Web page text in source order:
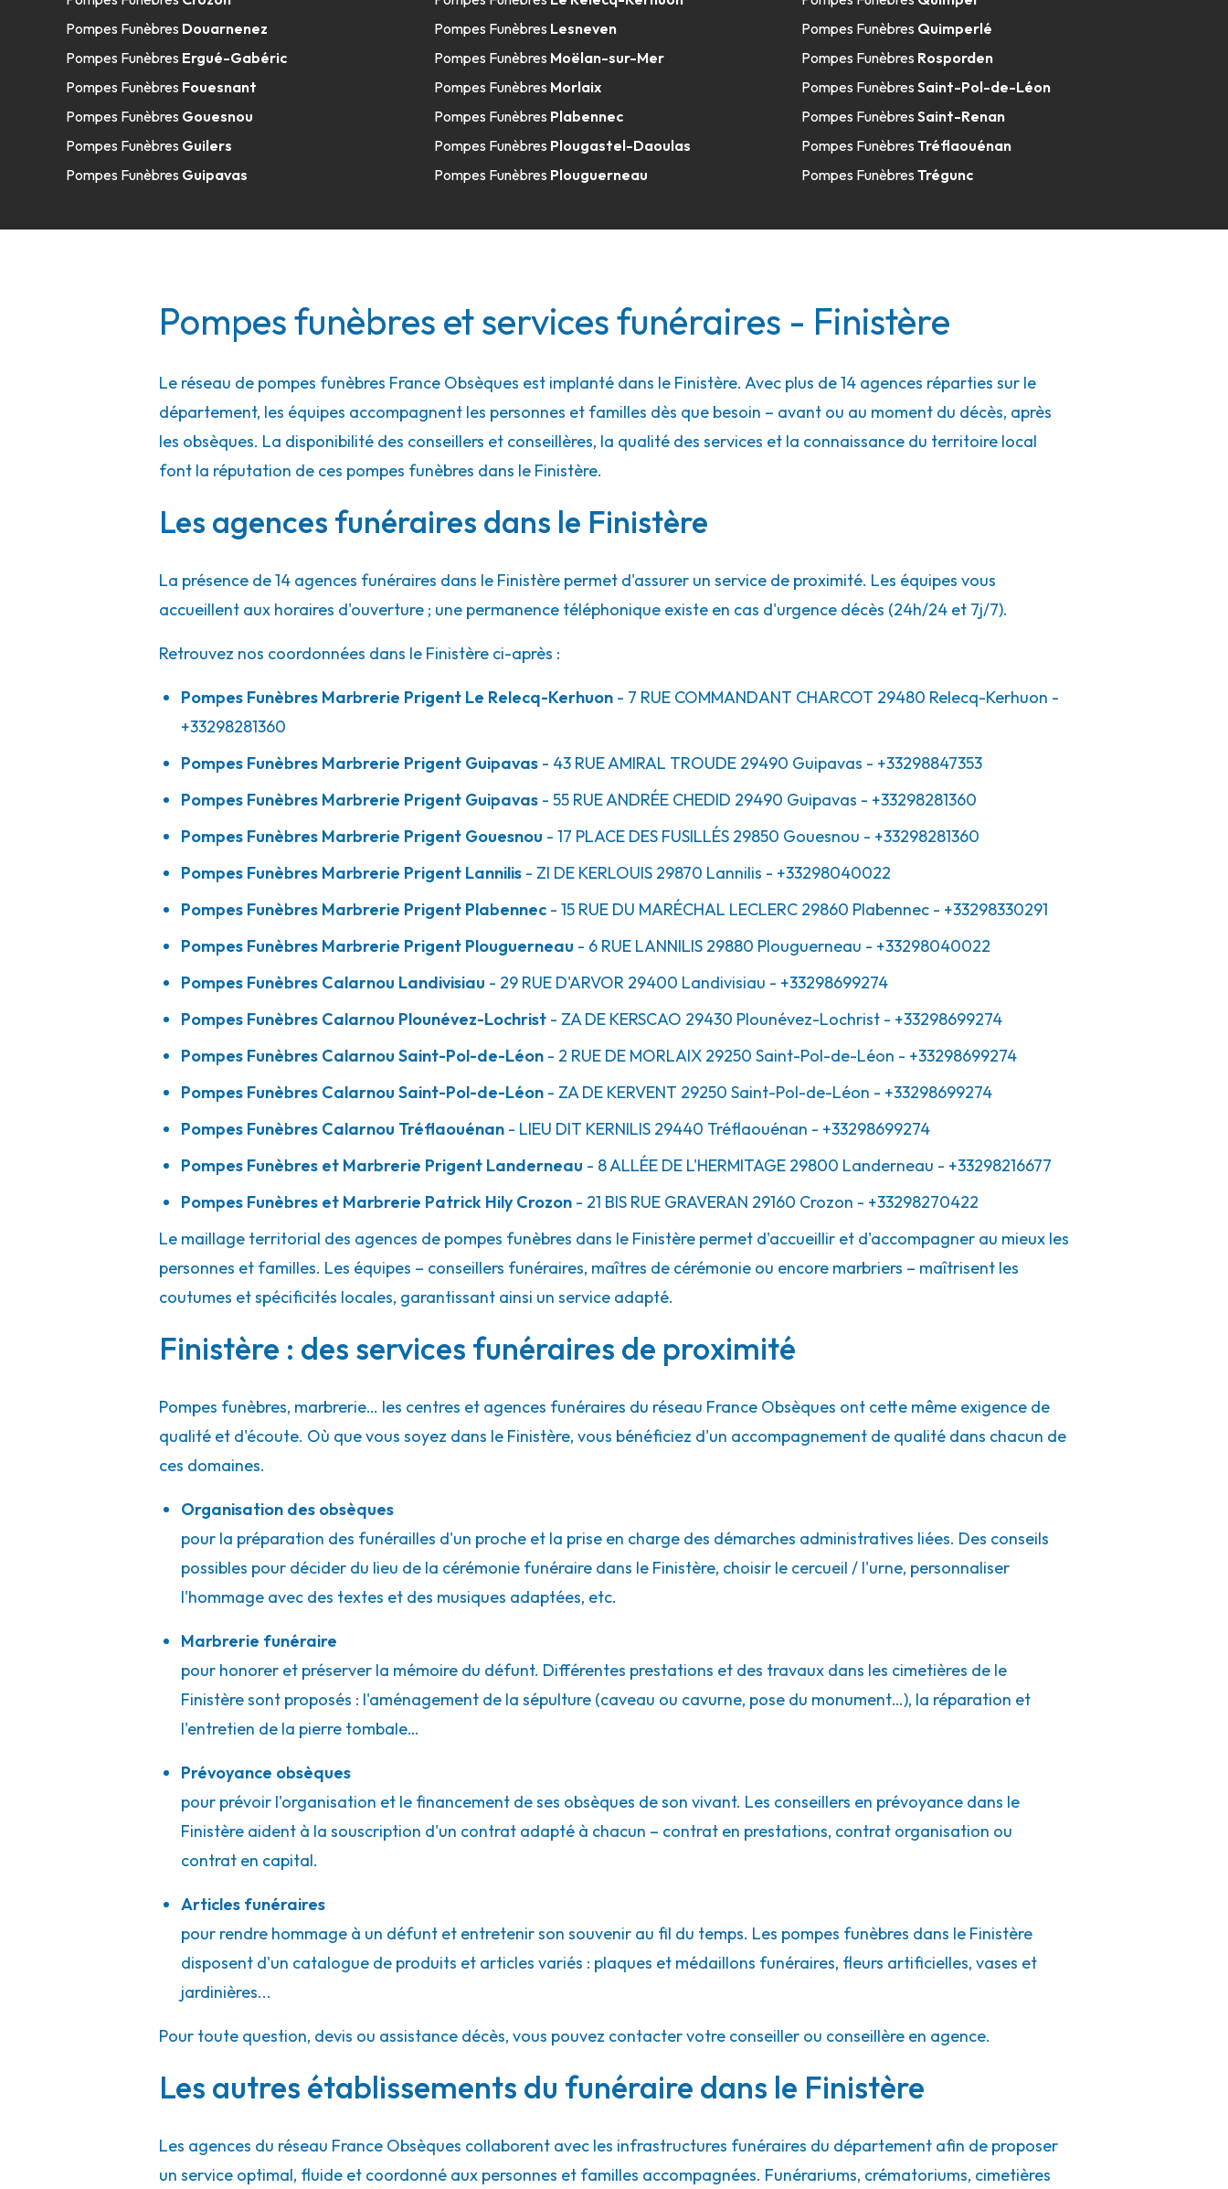
A votre écoute 24h/24 7j/7
Pompes Funèbres et Marbrerie Prigent - Lannilis
Zi De Kerlouis-29870 Lannilis
Consulter l'agence
Pompes Funèbres et Marbrerie Prigent - Plabennec
Consulter l'agence 02 98 33 02 91
A votre écoute 24h/24 7j/7
29880 Plouguerneau
Consulter l'agence 02 98 04 00 22
A votre écoute 24h/24 7j/7
Pompes Funèbres Calarnou - Landivisiau
29400 Landivisiau
Consulter l'agence 02 98 69 92 74
A votre écoute 24h/24 7j/7
Pompes Funèbres Calarnou - Plounévez-Lochrist
A votre écoute 24h/24 7j/7
Pompes Funèbres Calarnou - Saint-Pol-de-Léon -
A votre écoute 24h/24 7j/7
Pompes Funèbres Calarnou - Saint-Pol-de-Léon -
Consulter l'agence 02 98 69 92 74
A votre écoute 24h/24 7j/7
Pompes Funèbres Calarnou - Tréflaouénan
29440 Tréflaouénan
Consulter l'agence 02 98 69 92 74
Pompes Funèbres et Marbrerie Prigent - Landerneau
02 98 21 66 77
A votre écoute 24h/24 7j/7
Pompes Funèbres et Marbrerie Patrick Hily - Crozon
Consulter l'agence
Pompes Funèbres Douarnenez
Pompes Funèbres Ergué-Gabéric
Pompes Funèbres Fouesnant
Pompes Funèbres Gouesnou
Pompes Funèbres Guilers
Pompes Funèbres Guipavas
Pompes Funèbres Lesneven
Pompes Funèbres Moëlan-sur-Mer
Pompes Funèbres Morlaix
Pompes Funèbres Plabennec
Pompes Funèbres Plougastel-Daoulas
Pompes Funèbres Plouguerneau
Pompes Funèbres Quimperlé
Pompes Funèbres Rosporden
Pompes FunèbresSaint-Pol-de-Léon
Pompes FunèbresSaint-Renan
Pompes FunèbresTréflaouénan
Pompes FunèbresTrégunc
Pompes funèbres et services funéraires - Finistère
Le réseau de pompes funèbres France Obsèques est implanté dans le Finistère. Avec plus de 14 agences réparties sur le
département, les équipes accompagnent les personnes et familles dès que besoin – avant ou au moment du décès, après
les obsèques. La disponibilité des conseillers et conseillères, la qualité des services et la connaissance du territoire local
font la réputation de ces pompes funèbres dans le Finistère.
Les agences funéraires dans le Finistère
La présence de 14 agences funéraires dans le Finistère permet d'assurer un service de proximité. Les équipes vous
accueillent aux horaires d'ouverture ; une permanence téléphonique existe en cas d'urgence décès (24h/24 et 7j/7).
Retrouvez nos coordonnées dans le Finistère ci-après :
Pompes Funèbres Marbrerie Prigent Le Relecq-Kerhuon - 7 RUE COMMANDANT CHARCOT 29480 Relecq-Kerhuon -
+33298281360
Pompes Funèbres Marbrerie Prigent Guipavas - 43 RUE AMIRAL TROUDE 29490 Guipavas - +33298847353
Pompes Funèbres Marbrerie Prigent Guipavas - 55 RUE ANDRÉE CHEDID 29490 Guipavas - +33298281360
Pompes Funèbres Marbrerie Prigent Gouesnou - 17 PLACE DES FUSILLÉS 29850 Gouesnou - +33298281360
Pompes Funèbres Marbrerie Prigent Lannilis - ZI DE KERLOUIS 29870 Lannilis - +33298040022
Pompes Funèbres Marbrerie Prigent Plabennec - 15 RUE DU MARÉCHAL LECLERC 29860 Plabennec - +33298330291
Pompes Funèbres Marbrerie Prigent Plouguerneau - 6 RUE LANNILIS 29880 Plouguerneau - +33298040022
Pompes Funèbres Calarnou Landivisiau - 29 RUE D'ARVOR 29400 Landivisiau - +33298699274
Pompes Funèbres Calarnou Plounévez-Lochrist - ZA DE KERSCAO 29430 Plounévez-Lochrist - +33298699274
Pompes Funèbres Calarnou Saint-Pol-de-Léon - 2 RUE DE MORLAIX 29250 Saint-Pol-de-Léon - +33298699274
Pompes Funèbres Calarnou Saint-Pol-de-Léon - ZA DE KERVENT 29250 Saint-Pol-de-Léon - +33298699274
Pompes Funèbres Calarnou Tréflaouénan - LIEU DIT KERNILIS 29440 Tréflaouénan - +33298699274
Pompes Funèbres et Marbrerie Prigent Landerneau - 8 ALLÉE DE L'HERMITAGE 29800 Landerneau - +33298216677
Pompes Funèbres et Marbrerie Patrick Hily Crozon - 21 BIS RUE GRAVERAN 29160 Crozon - +33298270422
Le maillage territorial des agences de pompes funèbres dans le Finistère permet d'accueillir et d'accompagner au mieux les
personnes et familles. Les équipes – conseillers funéraires, maîtres de cérémonie ou encore marbriers – maîtrisent les
coutumes et spécificités locales, garantissant ainsi un service adapté.
Finistère : des services funéraires de proximité
Pompes funèbres, marbrerie… les centres et agences funéraires du réseau France Obsèques ont cette même exigence de
qualité et d'écoute. Où que vous soyez dans le Finistère, vous bénéficiez d'un accompagnement de qualité dans chacun de
ces domaines.
Organisation des obsèques
pour la préparation des funérailles d'un proche et la prise en charge des démarches administratives liées. Des conseils
possibles pour décider du lieu de la cérémonie funéraire dans le Finistère, choisir le cercueil / l'urne, personnaliser
l'hommage avec des textes et des musiques adaptées, etc.
Marbrerie funéraire
pour honorer et préserver la mémoire du défunt. Différentes prestations et des travaux dans les cimetières de le
Finistère sont proposés : l'aménagement de la sépulture (caveau ou cavurne, pose du monument…), la réparation et
l'entretien de la pierre tombale…
Prévoyance obsèques
pour prévoir l'organisation et le financement de ses obsèques de son vivant. Les conseillers en prévoyance dans le
Finistère aident à la souscription d'un contrat adapté à chacun – contrat en prestations, contrat organisation ou
contrat en capital.
Articles funéraires
pour rendre hommage à un défunt et entretenir son souvenir au fil du temps. Les pompes funèbres dans le Finistère
disposent d'un catalogue de produits et articles variés : plaques et médaillons funéraires, fleurs artificielles, vases et
jardinières...
Pour toute question, devis ou assistance décès, vous pouvez contacter votre conseiller ou conseillère en agence.
Les autres établissements du funéraire dans le Finistère
Les agences du réseau France Obsèques collaborent avec les infrastructures funéraires du département afin de proposer
un service optimal, fluide et coordonné aux personnes et familles accompagnées. Funérariums, crématoriums, cimetières